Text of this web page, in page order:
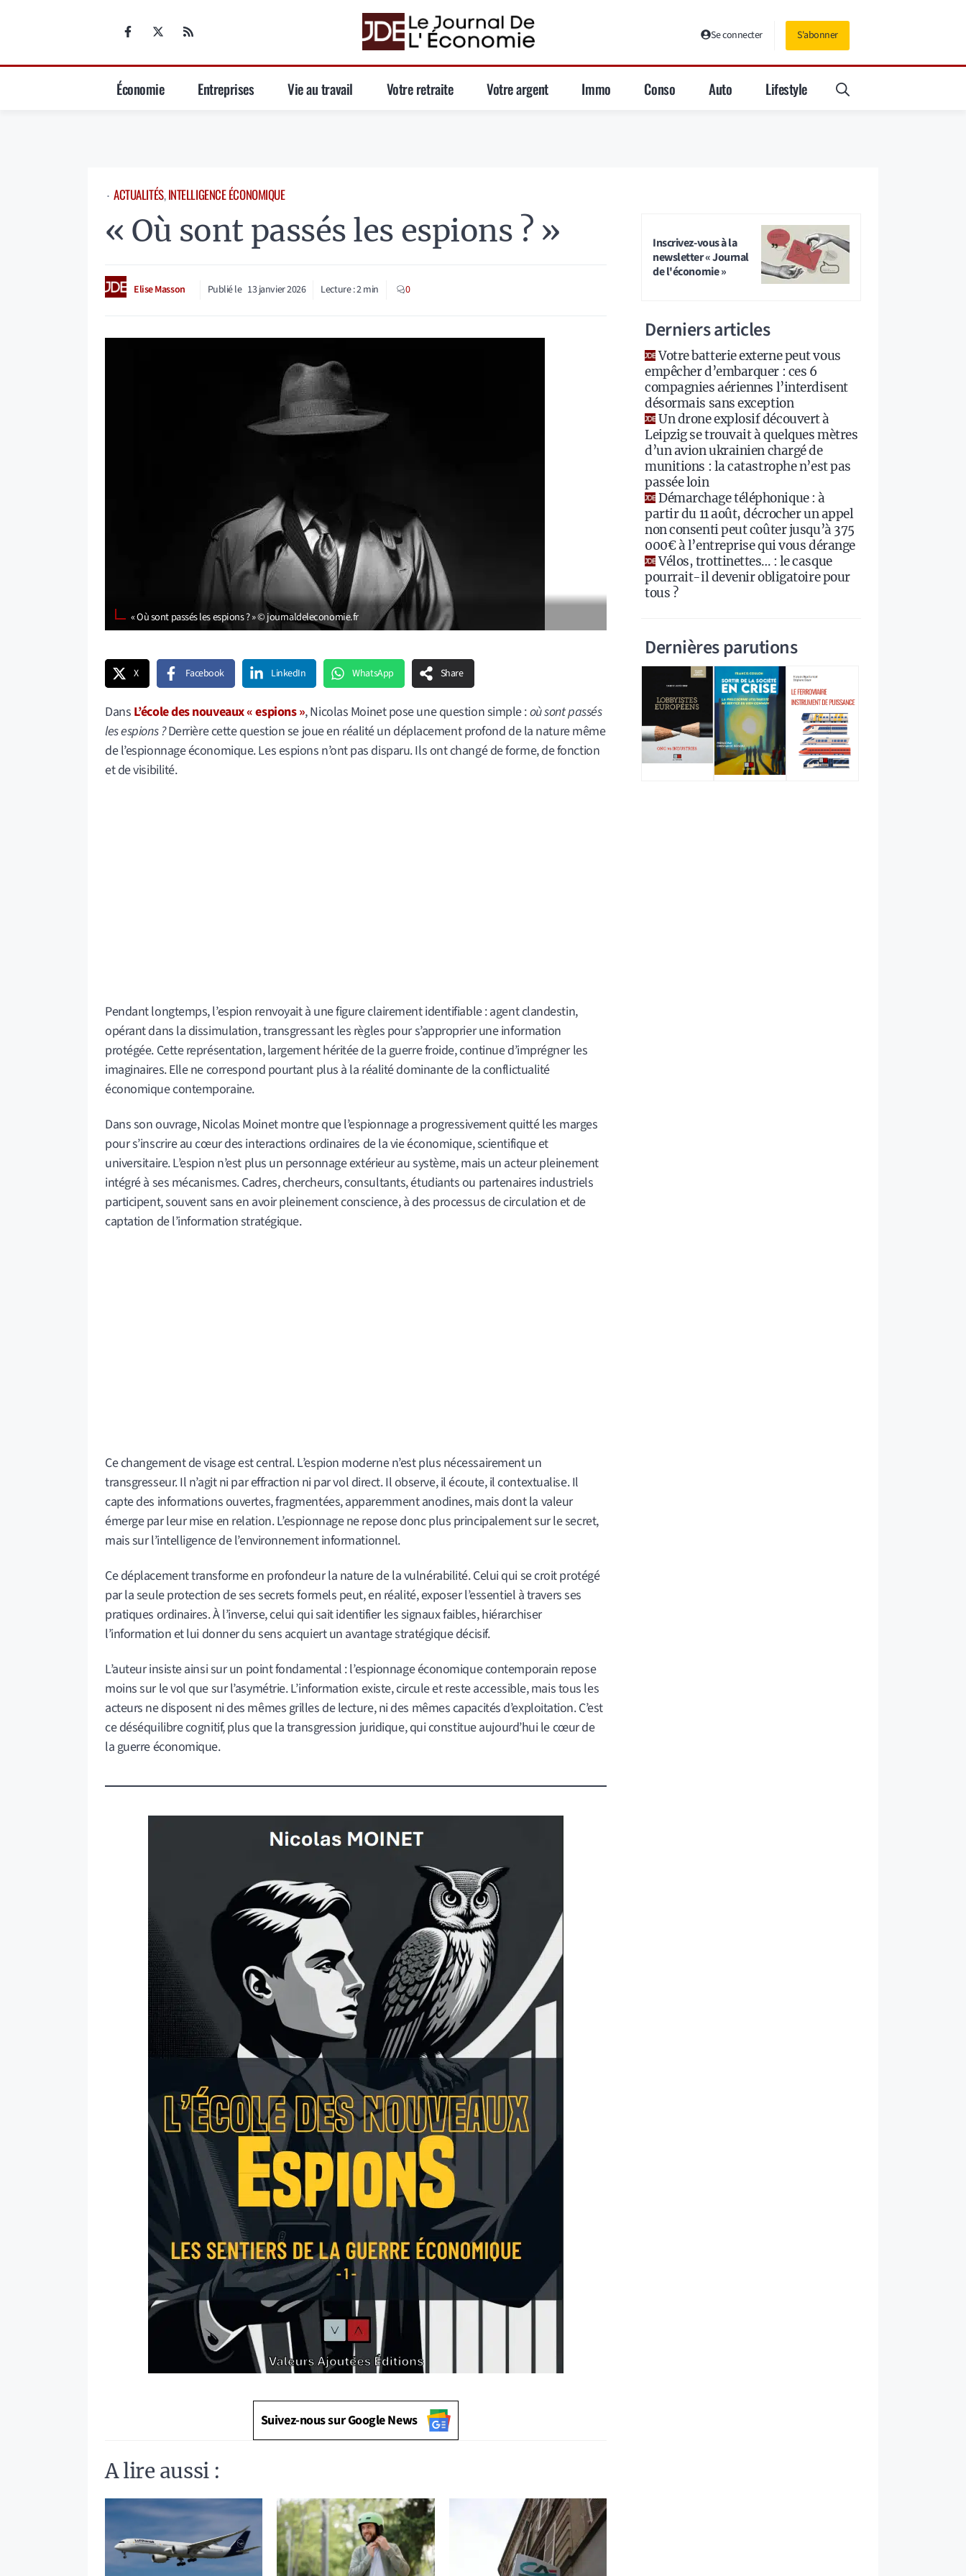
Se connecter S'abonner
Économie Entreprises Vie au travail Votre retraite Votre argent Immo Conso Auto Lifestyle
⋅ ACTUALITÉS, INTELLIGENCE ÉCONOMIQUE
« Où sont passés les espions ? »
Elise Masson Publié le 13 janvier 2026 Lecture :2min 0
« Où sont passés les espions ? » © journaldeleconomie.fr
X Facebook LinkedIn WhatsApp Share
Dans L’école des nouveaux « espions », Nicolas Moinet pose une question simple :où sont passés
les espions ?Derrière cette question se joue en réalité un déplacement profond de la nature même
de l’espionnage économique. Les espions n’ont pas disparu. Ils ont changé de forme, de fonction
et de visibilité.
Pendant longtemps, l’espion renvoyait à une figure clairement identifiable : agent clandestin,
opérant dans la dissimulation, transgressant les règles pour s’approprier une information
protégée. Cette représentation, largement héritée de la guerre froide, continue d’imprégner les
imaginaires. Elle ne correspond pourtant plus à la réalité dominante de la conflictualité
économique contemporaine.
Dans son ouvrage, Nicolas Moinet montre que l’espionnage a progressivement quitté les marges
pour s’inscrire au cœur des interactions ordinaires de la vie économique, scientifique et
universitaire. L’espion n’est plus un personnage extérieur au système, mais un acteur pleinement
intégré à ses mécanismes. Cadres, chercheurs, consultants, étudiants ou partenaires industriels
participent, souvent sans en avoir pleinement conscience, à des processus de circulation et de
captation de l’information stratégique.
Ce changement de visage est central. L’espion moderne n’est plus nécessairement un
transgresseur. Il n’agit ni par effraction ni par vol direct. Il observe, il écoute, il contextualise. Il
capte des informations ouvertes, fragmentées, apparemment anodines, mais dont la valeur
émerge par leur mise en relation. L’espionnage ne repose donc plus principalement sur le secret,
mais sur l’intelligence de l’environnement informationnel.
Ce déplacement transforme en profondeur la nature de la vulnérabilité. Celui qui se croit protégé
par la seule protection de ses secrets formels peut, en réalité, exposer l’essentiel à travers ses
pratiques ordinaires. À l’inverse, celui qui sait identifier les signaux faibles, hiérarchiser
l’information et lui donner du sens acquiert un avantage stratégique décisif.
L’auteur insiste ainsi sur un point fondamental : l’espionnage économique contemporain repose
moins sur le vol que sur l’asymétrie. L’information existe, circule et reste accessible, mais tous les
acteurs ne disposent ni des mêmes grilles de lecture, ni des mêmes capacités d’exploitation. C’est
ce déséquilibre cognitif, plus que la transgression juridique, qui constitue aujourd’hui le cœur de
la guerre économique.
Suivez-nous sur Google News
A lire aussi :
Inscrivez-vous à la
newsletter « Journal
de l'économie »
Derniers articles
Votre batterie externe peut vous
empêcher d’embarquer : ces 6
compagnies aériennes l’interdisent
désormais sans exception
Un drone explosif découvert à
Leipzig se trouvait à quelques mètres
d’un avion ukrainien chargé de
munitions : la catastrophe n’est pas
passée loin
Démarchage téléphonique : à
partir du 11 août, décrocher un appel
non consenti peut coûter jusqu’à 375
000€ à l’entreprise qui vous dérange
Vélos, trottinettes… : le casque
pourrait-il devenir obligatoire pour
tous ?
Dernières parutions